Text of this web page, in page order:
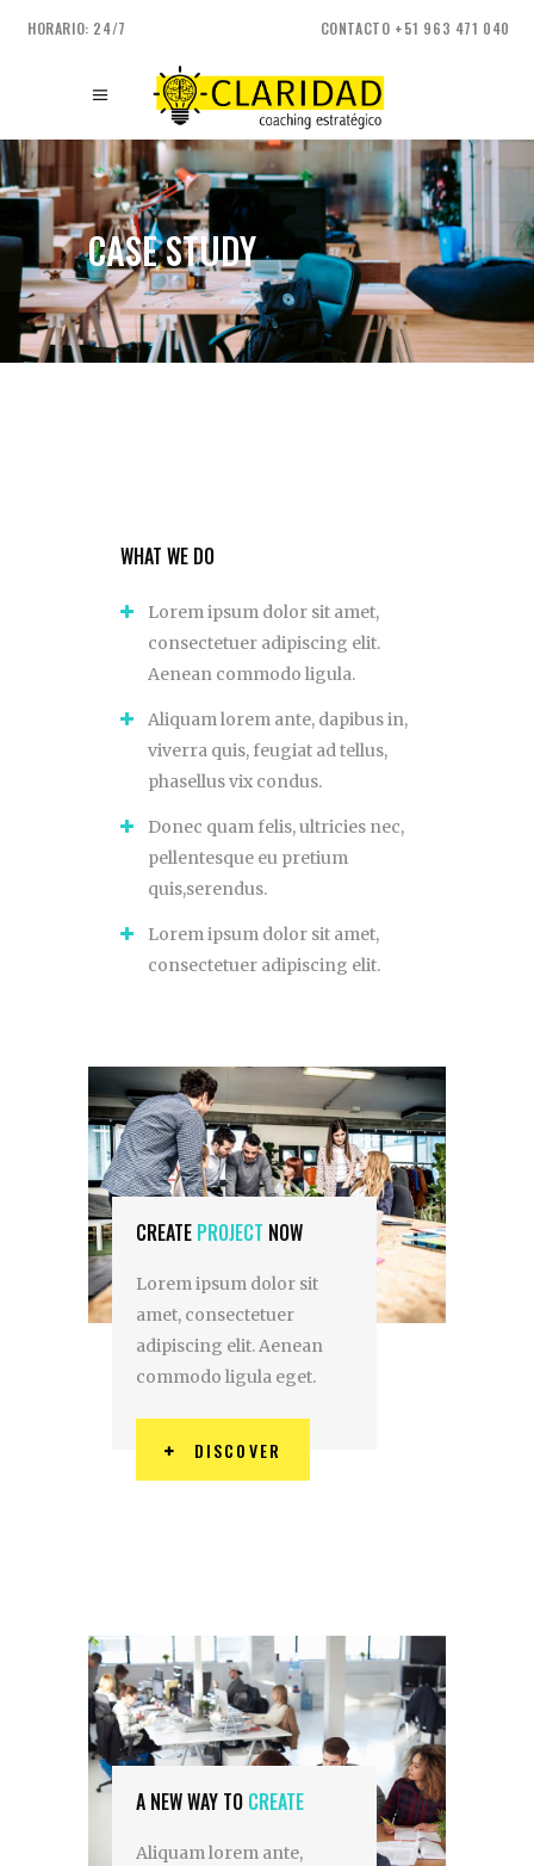
HORARIO: 24/7 CONTACTO +51 963 471 040
CASE STUDY
WHAT WE DO
Lorem ipsum dolor sit amet,
consectetuer adipiscing elit.
Aenean commodo ligula.
Aliquam lorem ante, dapibus in,
viverra quis, feugiat ad tellus,
phasellus vix condus.
Donec quam felis, ultricies nec,
pellentesque eu pretium
quis,serendus.
Lorem ipsum dolor sit amet,
consectetuer adipiscing elit.
CREATE PROJECT NOW
Lorem ipsum dolor sit
amet, consectetuer
adipiscing elit. Aenean
commodo ligula eget.
DISCOVER
A NEW WAY TO CREATE
Aliquam lorem ante,